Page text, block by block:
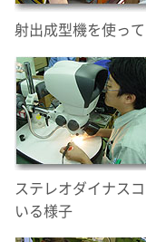
射出成型機を使っ
ステレオダイナス
いる様子